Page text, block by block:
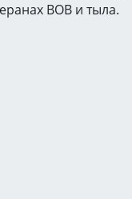
ВОВ и тыла.